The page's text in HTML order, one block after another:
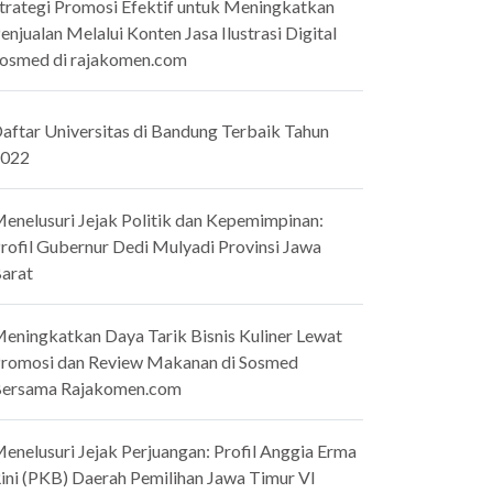
Promosi Efektif untuk Meningkatkan
Melalui Konten Jasa Ilustrasi Digital
di rajakomen.com
Universitas di Bandung Terbaik Tahun
Jejak Politik dan Kepemimpinan:
Gubernur Dedi Mulyadi Provinsi Jawa
Daya Tarik Bisnis Kuliner Lewat
dan Review Makanan di Sosmed
Rajakomen.com
Jejak Perjuangan: Profil Anggia Erma
(PKB) Daerah Pemilihan Jawa Timur VI